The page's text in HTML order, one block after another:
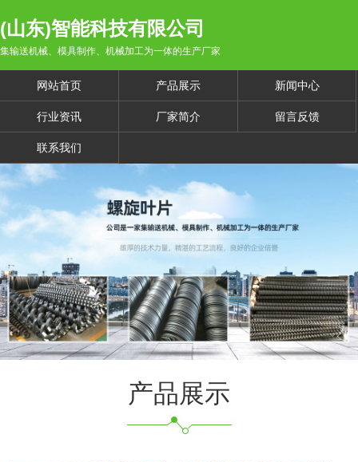
(山东)智能科技有限公司
集输送机械、模具制作、机械加工为一体的生产厂家
网站首页 产品展示 新闻中心
行业资讯 厂家简介 留言反馈
联系我们
产品展示